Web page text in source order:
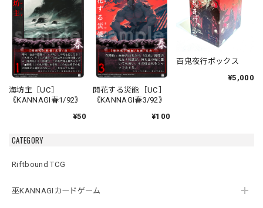
CATEGORY
Riftbound TCG
巫KANNAGIカードゲーム
海坊主［UC］
《KANNAGI春1/92》
¥50
開花する災能［UC］
《KANNAGI春3/92》
¥100
百鬼夜行ボックス
¥5,000